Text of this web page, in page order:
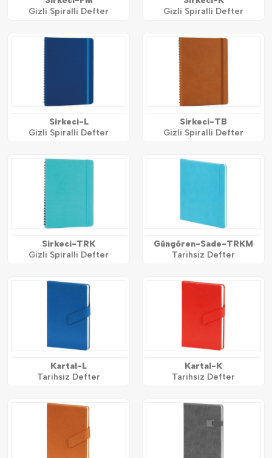
Gizli Spiralli Defter
Gizli Spiralli Defter
Sirkeci-L
Gizli Spiralli Defter
Sirkeci-TB
Gizli Spiralli Defter
Sirkeci-TRK
Gizli Spiralli Defter
Güngören-Sade-TRKM
Tarihsiz Defter
Kartal-L
Tarihsiz Defter
Kartal-K
Tarihsiz Defter